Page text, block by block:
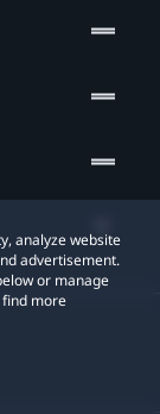
analyze website
advertisement.
or manage
find more